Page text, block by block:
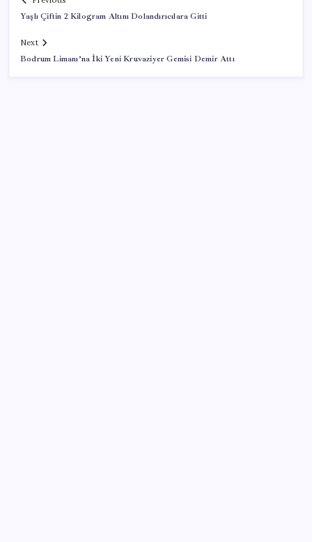
Yaşlı Çiftin 2 Kilogram Altını Dolandırıcılara Gitti
Next
Bodrum Limanı’na İki Yeni Kruvaziyer Gemisi Demir Attı